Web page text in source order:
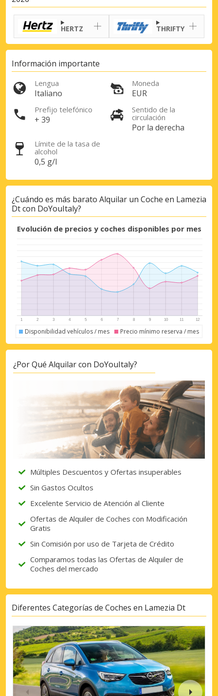
HERTZ THRIFTY
Información importante
Lengua
Italiano
Moneda
EUR
Prefijo telefónico
+ 39
Sentido de la
circulación
Por la derecha
Límite de la tasa de
alcohol
0,5 g/l
¿Cuándo es más barato Alquilar un Coche en Lamezia
Dt con DoYouItaly?
Evolución de precios y coches disponibles por mes
Disponibilidad vehículos / mes Precio mínimo reserva / mes
¿Por Qué Alquilar con DoYouItaly?
Múltiples Descuentos y Ofertas insuperables
Sin Gastos Ocultos
Excelente Servicio de Atención al Cliente
Ofertas de Alquiler de Coches con Modificación
Gratis
Sin Comisión por uso de Tarjeta de Crédito
Comparamos todas las Ofertas de Alquiler de
Coches del mercado
Diferentes Categorías de Coches en Lamezia Dt
Descuentos especiales
Accede a ofertas exclusivas de nuestros
proveedores.